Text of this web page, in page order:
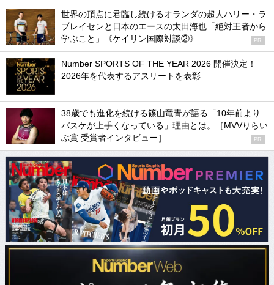
世界の頂点に君臨し続けるオランダの超人ハリー・ラ
ブレイセンと日本のエースの太田海也「絶対王者から
学ぶこと」《ケイリン国際対談②》
PR
Number SPORTS OF THE YEAR 2026 開催決定！
2026年を代表するアスリートを表彰
38歳でも進化を続ける篠山竜青が語る「10年前より
バスケが上手くなっている」理由とは。［MVVりらい
ぶ賞 受賞者インタビュー］
PR